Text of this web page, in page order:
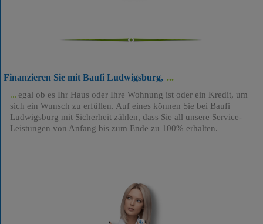
Finanzieren Sie mit Baufi Ludwigsburg,
egal ob es Ihr Haus oder Ihre Wohnung ist oder ein Kredit, um
sich ein Wunsch zu erfüllen. Auf eines können Sie bei Baufi
Ludwigsburg mit Sicherheit zählen, dass Sie all unsere Service-
Leistungen von Anfang bis zum Ende zu 100% erhalten.